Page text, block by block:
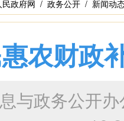
政府网 / 政务公开 / 新闻动
农财政
息与政务公